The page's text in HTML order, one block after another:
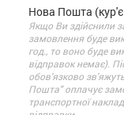
Нова Пошта
Якщо Ви здійснили
замовлення буде
год., то воно буде
відправок немає).
обов'язково
Пошта" оплачує
транспортної